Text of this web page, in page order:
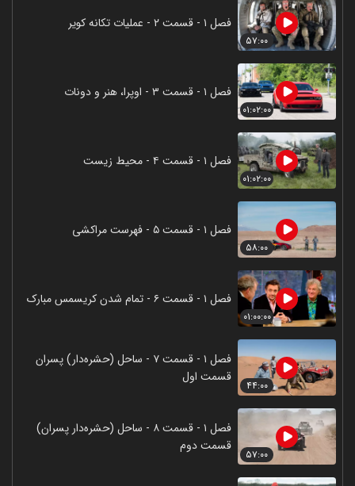
۵۷:۰۰
فصل ۱ - قسمت ۲ - عملیات تکانه کویر
۰۱:۰۲:۰۰
فصل ۱ - قسمت ۳ - اوپرا، هنر و دونات
۰۱:۰۲:۰۰
فصل ۱ - قسمت ۴ - محیط زیست
۵۸:۰۰
فصل ۱ - قسمت ۵ - فهرست مراکشی
۰۱:۰۰:۰۰
فصل ۱ - قسمت ۶ - تمام شدن کریسمس مبارک
۴۴:۰۰
فصل ۱ - قسمت ۷ - ساحل (حشره‌دار) پسران
قسمت اول
۵۷:۰۰
فصل ۱ - قسمت ۸ - ساحل (حشره‌دار پسران)
قسمت دوم